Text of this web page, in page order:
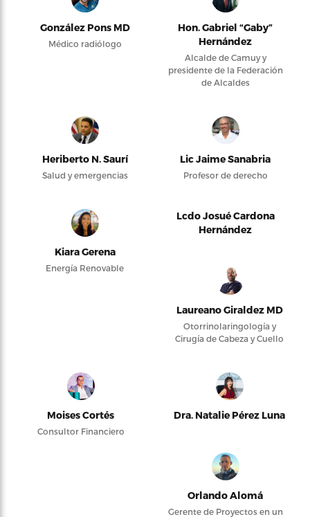
González Pons MD
Médico radiólogo
Hon. Gabriel “Gaby”
Hernández
Alcalde de Camuy y
presidente de la Federación
de Alcaldes
Heriberto N. Saurí
Salud y emergencias
Lic Jaime Sanabria
Profesor de derecho
Kiara Gerena
Energía Renovable
Lcdo Josué Cardona
Hernández
Laureano Giraldez MD
Otorrinolaringología y
Cirugía de Cabeza y Cuello
Moises Cortés
Consultor Financiero
Dra. Natalie Pérez Luna
Orlando Alomá
Gerente de Proyectos en un